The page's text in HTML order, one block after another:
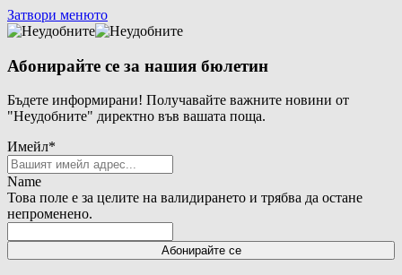
Затвори менюто
Абонирайте се за нашия бюлетин
Бъдете информирани! Получавайте важните новини от
"Неудобните" директно във вашата поща.
Имейл*
Name
Това поле е за целите на валидирането и трябва да остане
непроменено.